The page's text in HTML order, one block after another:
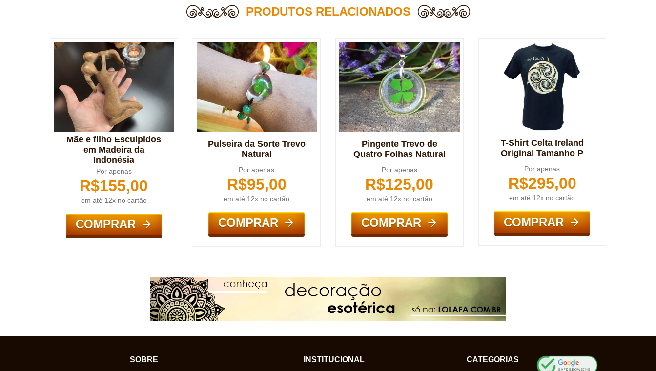
PRODUTOS RELACIONADOS
Mãe e filho Esculpidos
em Madeira da
Indonésia
Por apenas
R$155,00
em até 12x no cartão
COMPRAR
Pulseira da Sorte Trevo
Natural
Por apenas
R$95,00
em até 12x no cartão
COMPRAR
Pingente Trevo de
Quatro Folhas Natural
Por apenas
R$125,00
em até 12x no cartão
COMPRAR
T-Shirt Celta Ireland
Original Tamanho P
Por apenas
R$295,00
em até 12x no cartão
COMPRAR
SOBRE
INSTITUCIONAL
CATEGORIAS